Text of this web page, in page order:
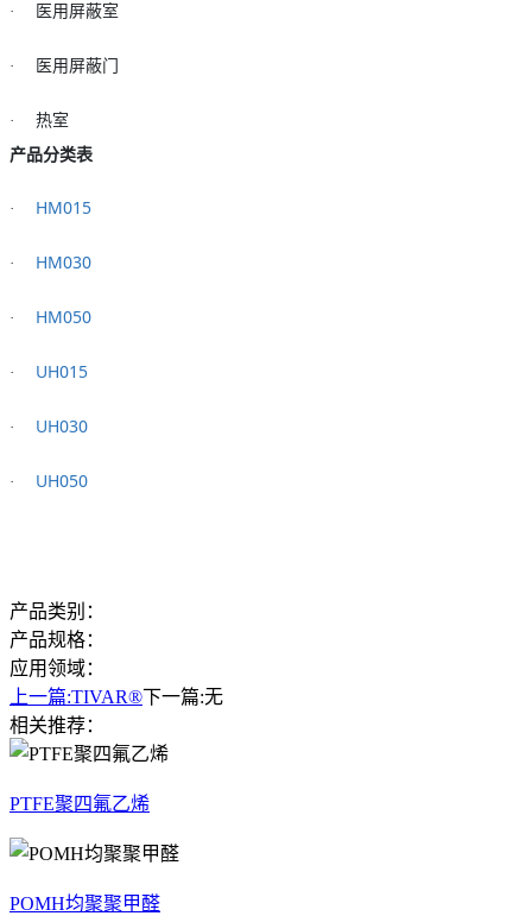
· 医用屏蔽室
· 医用屏蔽门
·
热室
产品分类表
· HM015
· HM030
· HM050
· UH015
· UH030
· UH050
产品类别：
产品规格：
应用领域：
上一篇:TIVAR®下一篇:无
相关推荐：
PTFE聚四氟乙烯
POMH均聚聚甲醛